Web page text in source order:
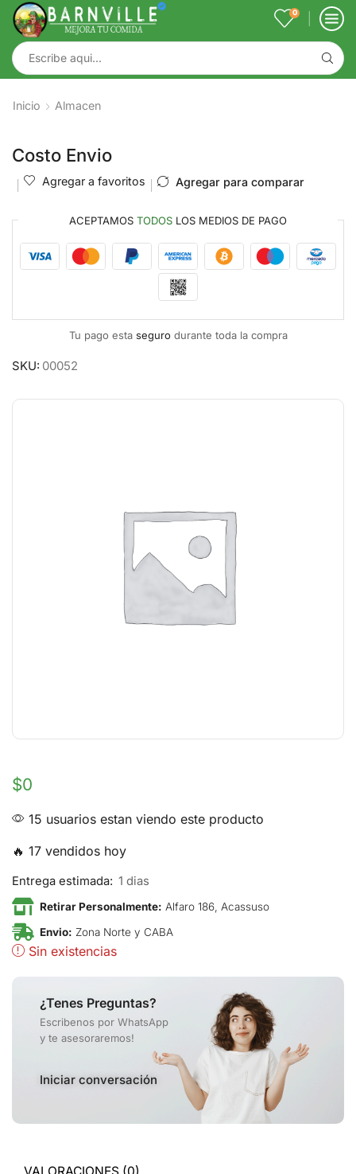
0
Inicio Almacen
Costo Envio
Agregar a favoritos Agregar para comparar
ACEPTAMOS TODOS LOS MEDIOS DE PAGO
Tu pago esta segurodurante toda la compra
SKU: 00052
$0
15 usuarios estan viendo este producto
🔥 17 vendidos hoy
Entrega estimada: 1 dias
Retirar Personalmente: Alfaro 186, Acassuso
Envio: Zona Norte y CABA
Sin existencias
¿Tenes Preguntas?
Escribenos por WhatsApp
y te asesoraremos!
Iniciar conversación